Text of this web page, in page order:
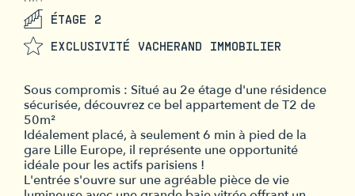
ÉTAGE 2
EXCLUSIVITÉ VACHERAND IMMOBILIER
Sous compromis : Situé au 2e étage d'une résidence
sécurisée, découvrez ce bel appartement de T2 de
50m²
Idéalement placé, à seulement 6 min à pied de la
gare Lille Europe, il représente une opportunité
idéale pour les actifs parisiens !
L'entrée s'ouvre sur une agréable pièce de vie